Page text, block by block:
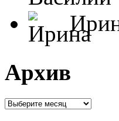
Архив